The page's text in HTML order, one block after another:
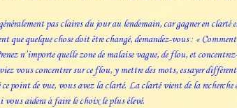
pas claires du jour au lendemain, car gagner en
que quelque chose doit être changé, demandez-vous : «
n’importe quelle zone de malaise vague, de flou, et
vous concentrer sur ce flou, y mettre des mots, essayer
point de vue, vous avez la clarté. La clarté vient de la
vous aidera à faire le choix le plus élevé.